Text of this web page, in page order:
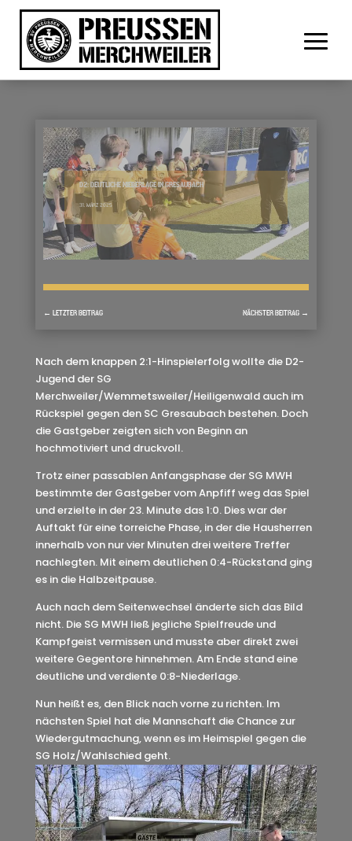
D2: DEUTLICHE NIEDERLAGE IN GRESAUBACH
31. MÄRZ 2025
← LETZTER BEITRAG NÄCHSTER BEITRAG →
Nach dem knappen 2:1-Hinspielerfolg wollte die D2-
Jugend der SG
Merchweiler/Wemmetsweiler/Heiligenwald auch im
Rückspiel gegen den SC Gresaubach bestehen. Doch
die Gastgeber zeigten sich von Beginn an
hochmotiviert und druckvoll.
Trotz einer passablen Anfangsphase der SG MWH
bestimmte der Gastgeber vom Anpfiff weg das Spiel
und erzielte in der 23. Minute das 1:0. Dies war der
Auftakt für eine torreiche Phase, in der die Hausherren
innerhalb von nur vier Minuten drei weitere Treffer
nachlegten. Mit einem deutlichen 0:4-Rückstand ging
es in die Halbzeitpause.
Auch nach dem Seitenwechsel änderte sich das Bild
nicht. Die SG MWH ließ jegliche Spielfreude und
Kampfgeist vermissen und musste aber direkt zwei
weitere Gegentore hinnehmen. Am Ende stand eine
deutliche und verdiente 0:8-Niederlage.
Nun heißt es, den Blick nach vorne zu richten. Im
nächsten Spiel hat die Mannschaft die Chance zur
Wiedergutmachung, wenn es im Heimspiel gegen die
SG Holz/Wahlschied geht.